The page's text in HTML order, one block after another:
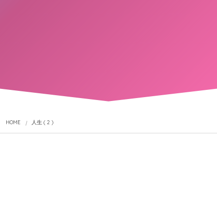
HOME 人生 ( 2 )